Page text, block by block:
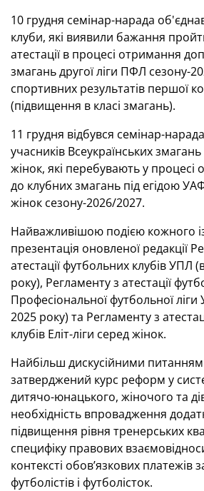
10 грудня семінар-нарада
клуби, які виявили бажання
атестації в процесі отримання
змагань другої ліги ПФЛ сезону-
спортивних результатів першої
(підвищення в класі змагань).
11 грудня відбувся семінар-
учасників Всеукраїнських
жінок, які перебувають у процесі
до клубних змагань під егідою
жінок сезону-2026/2027.
Найважливішою подією кожного
презентація оновленої редакції
атестації футбольних клубів УПЛ
року), Регламенту з атестації
Професіональної футбольної ліги
2025 року) та Регламенту з
клубів Еліт-ліги серед жінок.
Найбільш дискусійними
затверджений курс реформ у
дитячо-юнацького, жіночого та
необхідність впровадження
підвищення рівня тренерських
специфіку правових
контексті обов’язкових платежів
футболістів і футболісток.